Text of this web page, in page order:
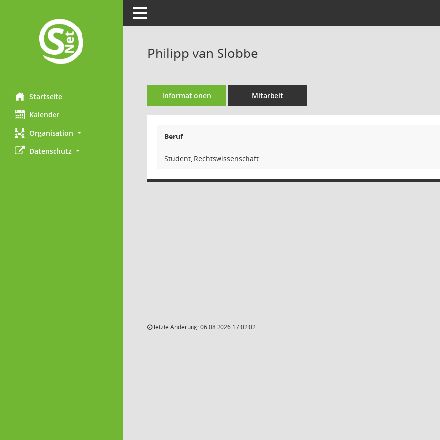
Startseite
Kalender
Organisation
Datenschutz
Toggle navigation
Philipp van Slobbe
Informationen Mitarbeit
Beruf
Student, Rechtswissenschaft
letzte Änderung: 06.08.2026 17:02:02